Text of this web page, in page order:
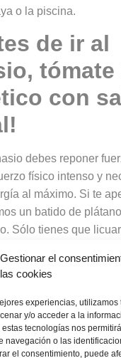
Gestionar el
las cookies
experiencias,
y/o acceder a la
tecnologías nos
navegación o las
el consentimiento, puede
o la piscina.
de ir al
tómate
con
debes reponer
físico intenso y
al máximo. Si te
un batido de
Sólo tienes que
aprovechará mejor los
en